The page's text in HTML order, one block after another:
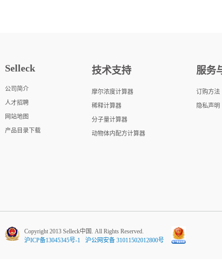
Selleck
公司简介
人才招聘
网站地图
产品目录下载
技术支持
摩尔浓度计算器
稀释计算器
分子量计算器
动物体内配方计算器
服务
订购方法
隐私声明
Copyright 2013 Selleck中国. All Rights Reserved.
沪ICP备13045345号-1
沪公网安备 31011502012800号